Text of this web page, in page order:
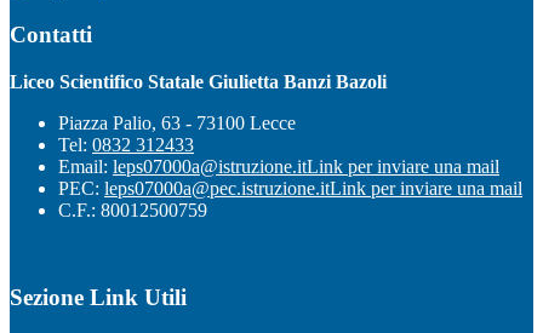
Contatti
Liceo Scientifico Statale Giulietta Banzi Bazoli
Piazza Palio, 63 - 73100 Lecce
Tel: 0832 312433
Email: leps07000a@istruzione.itLink per inviare una mail
PEC: leps07000a@pec.istruzione.itLink per inviare una mail
C.F.: 80012500759
Sezione Link Utili